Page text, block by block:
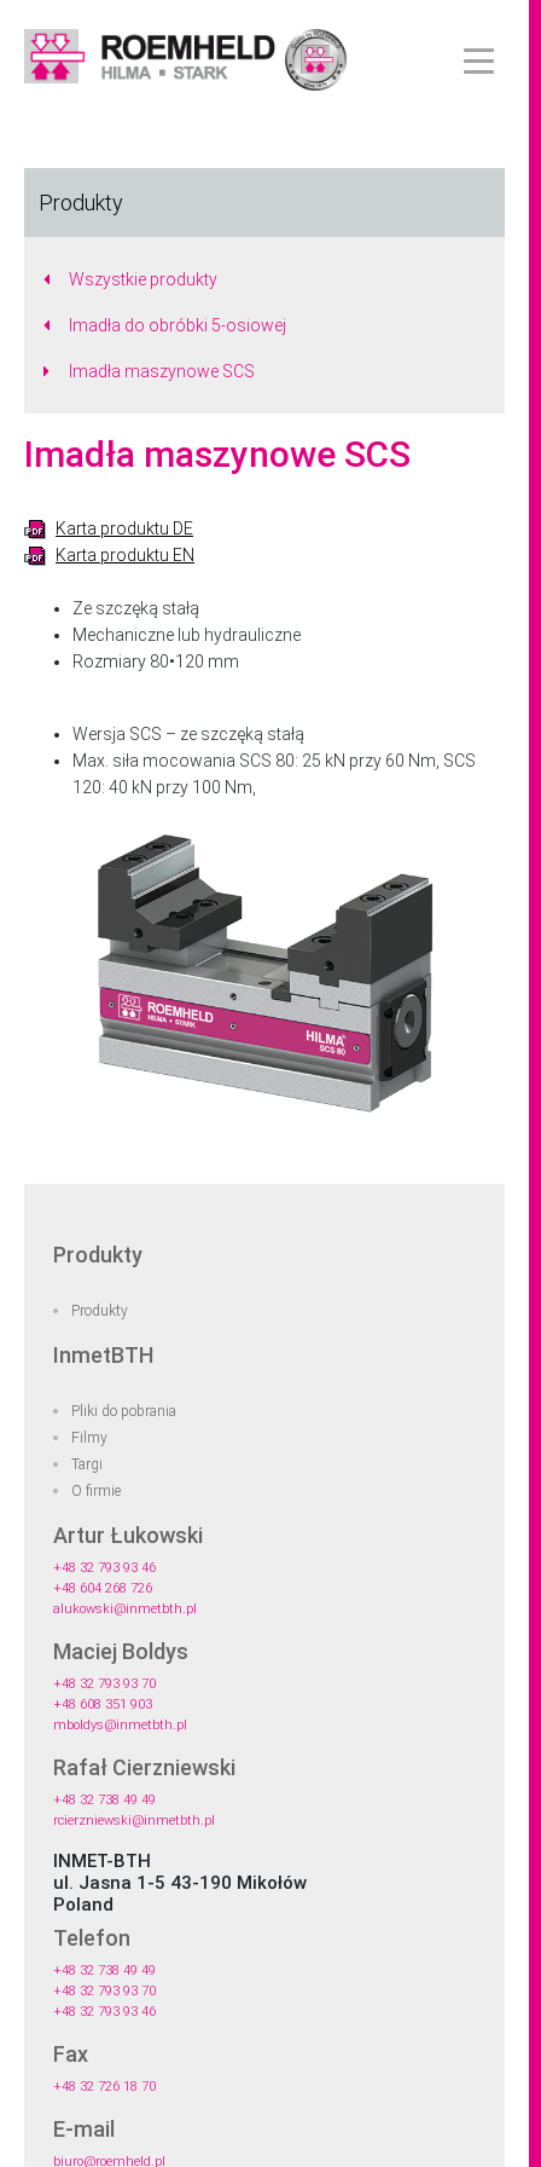
Produkty
Wszystkie produkty
Imadła do obróbki 5-osiowej
Imadła maszynowe SCS
Imadła maszynowe SCS
Karta produktu DE
Karta produktu EN
Ze szczęką stałą
Mechaniczne lub hydrauliczne
Rozmiary 80•120 mm
Wersja SCS – ze szczęką stałą
Max. siła mocowania SCS 80: 25 kN przy 60 Nm, SCS
120: 40 kN przy 100 Nm,
Produkty
Produkty
InmetBTH
Pliki do pobrania
Filmy
Targi
O firmie
Artur Łukowski
+48 32 793 93 46
+48 604 268 726
alukowski@inmetbth.pl
Maciej Boldys
+48 32 793 93 70
+48 608 351 903
mboldys@inmetbth.pl
Rafał Cierzniewski
+48 32 738 49 49
rcierzniewski@inmetbth.pl
INMET-BTH
ul. Jasna 1-5 43-190 Mikołów
Poland
Telefon
+48 32 738 49 49
+48 32 793 93 70
+48 32 793 93 46
Fax
+48 32 726 18 70
E-mail
biuro@roemheld.pl